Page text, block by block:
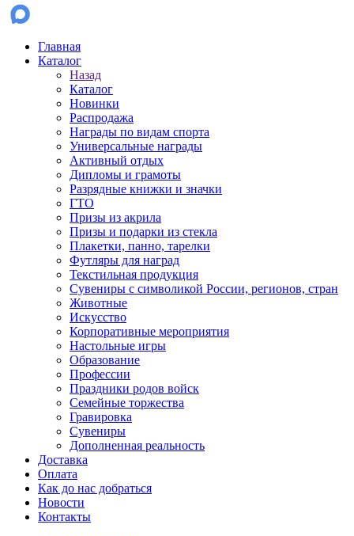
Главная
Каталог
Назад
Каталог
Новинки
Распродажа
Награды по видам спорта
Универсальные награды
Активный отдых
Дипломы и грамоты
Разрядные книжки и значки
ГТО
Призы из акрила
Призы и подарки из стекла
Плакетки, панно, тарелки
Футляры для наград
Текстильная продукция
Сувениры с символикой России, регионов, стран
Животные
Искусство
Корпоративные мероприятия
Настольные игры
Образование
Профессии
Праздники родов войск
Семейные торжества
Гравировка
Сувениры
Дополненная реальность
Доставка
Оплата
Как до нас добраться
Новости
Контакты